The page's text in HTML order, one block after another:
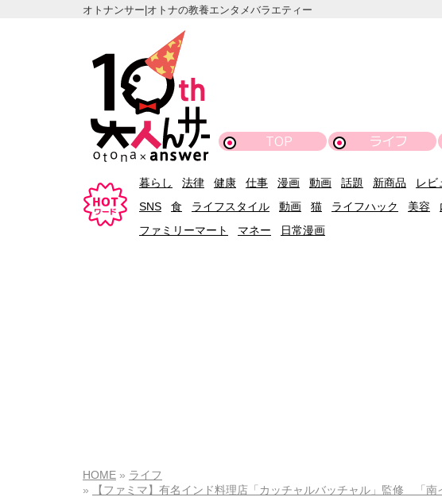
オトナンサー|オトナの教養エンタメバラエティー
TOP ライフ
暮らし 法律 健康 仕事 漫画 動画 話題 新商品
レビ
SNS
食 ライフスタイル 動画 猫 ライフハック 美容
ファミリーマート
マネー 日常漫画
HOME
ライフ
【ファミマ】有名インド料理店「カッチャルバッチャル」監修 「